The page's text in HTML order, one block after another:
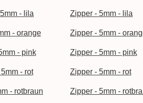
Zipper - 5mm - lila
Zipper - 5mm -
Zipper - 5mm - pink
Zipper - 5mm - rot
Zipper - 5mm -